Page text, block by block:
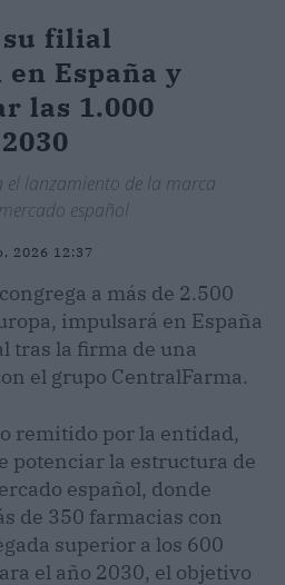
su filial
España y
las 1.000
el lanzamiento de la marca
español
2026 12:37
a más de 2.500
impulsará en España
tras la firma de una
el grupo CentralFarma.
remitido por la entidad,
potenciar la estructura de
español, donde
de 350 farmacias con
superior a los 600
el año 2030, el objetivo